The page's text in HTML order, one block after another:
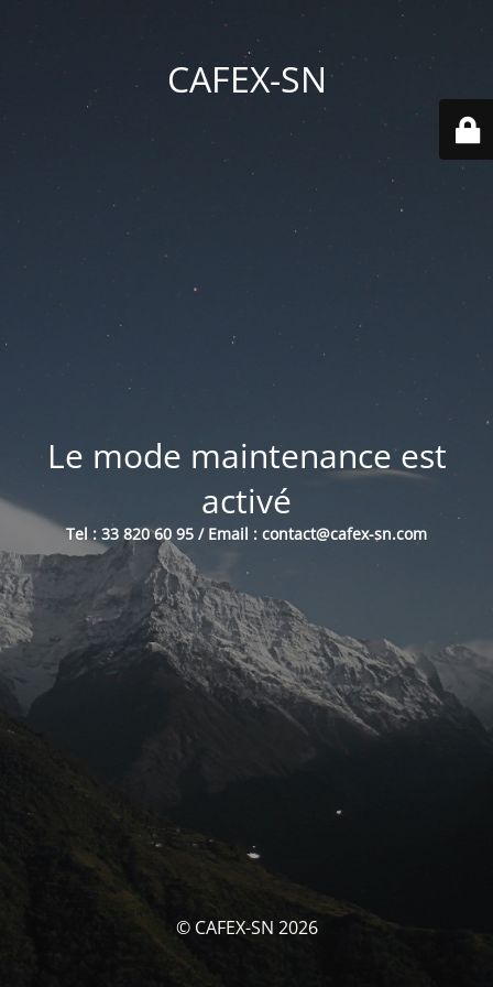
CAFEX-SN
Le mode maintenance est
activé
Tel : 33 820 60 95 / Email : contact@cafex-sn.com
© CAFEX-SN 2026